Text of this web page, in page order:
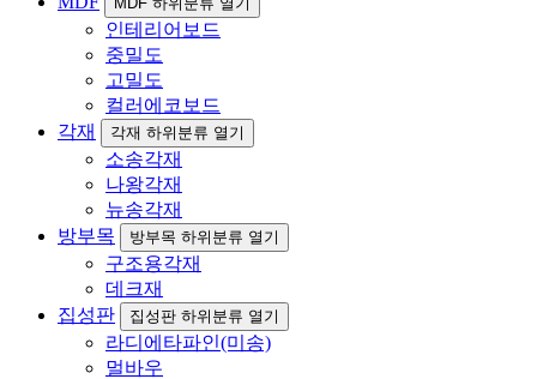
인테리어보드
중밀도
고밀도
컬러에코보드
각재
각재 하위분류 열기
소송각재
나왕각재
뉴송각재
방부목
방부목 하위분류 열기
구조용각재
데크재
집성판
집성판 하위분류 열기
라디에타파인(미송)
멀바우